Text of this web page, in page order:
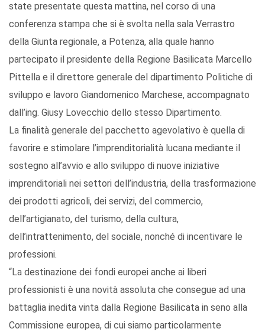
state presentate questa mattina, nel corso di una
conferenza stampa che si è svolta nella sala Verrastro
della Giunta regionale, a Potenza, alla quale hanno
partecipato il presidente della Regione Basilicata Marcello
Pittella e il direttore generale del dipartimento Politiche di
sviluppo e lavoro Giandomenico Marchese, accompagnato
dall’ing. Giusy Lovecchio dello stesso Dipartimento.
La finalità generale del pacchetto agevolativo è quella di
favorire e stimolare l’imprenditorialità lucana mediante il
sostegno all’avvio e allo sviluppo di nuove iniziative
imprenditoriali nei settori dell’industria, della trasformazione
dei prodotti agricoli, dei servizi, del commercio,
dell’artigianato, del turismo, della cultura,
dell’intrattenimento, del sociale, nonché di incentivare le
professioni.
“La destinazione dei fondi europei anche ai liberi
professionisti è una novità assoluta che consegue ad una
battaglia inedita vinta dalla Regione Basilicata in seno alla
Commissione europea, di cui siamo particolarmente